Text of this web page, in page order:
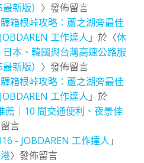
新版） 〉發佈留言
箱根峠攻略：蘆之湖旁最佳
工作達人 」於〈休
本、韓國與台灣高速公路服
新版） 〉發佈留言
箱根峠攻略：蘆之湖旁最佳
工作達人 」於
薦｜10 間交通便利、夜景佳
言
- JOBDAREN 工作達人 」
〉發佈留言